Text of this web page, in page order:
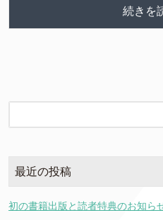
続きを
最近の投稿
初の書籍出版と読者特典のお知ら